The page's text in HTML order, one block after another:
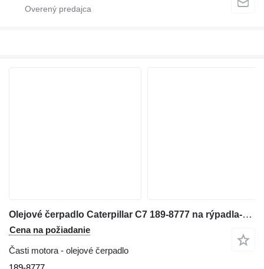
Olejové čerpadlo Caterpillar C7 189-8777 na rýpadla-nakladača
Cena na požiadanie
Časti motora - olejové čerpadlo